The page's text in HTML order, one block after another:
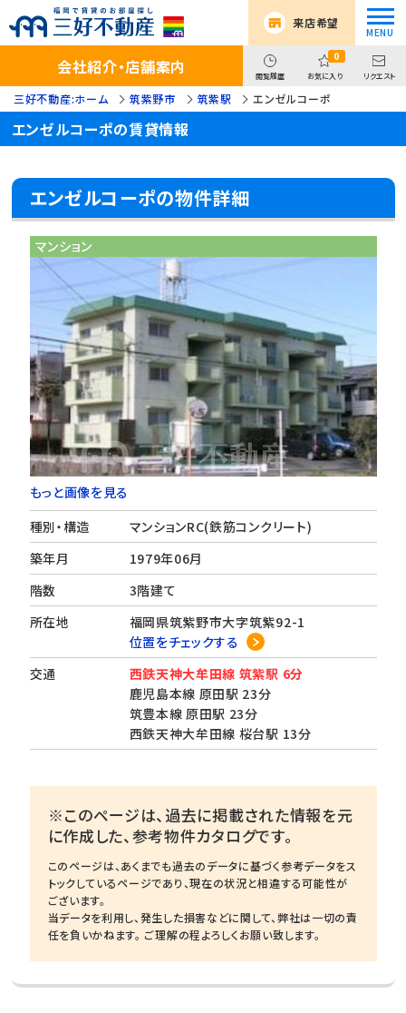
来店希望
会社紹介・店舗案内 閲覧履歴
0
お気に入り リクエスト
三好不動産:ホーム 筑紫野市 筑紫駅 エンゼルコーポ
エンゼルコーポの賃貸情報
エンゼルコーポの物件詳細
マンション
もっと画像を見る
種別・構造
マンションRC(鉄筋コンクリート)
築年月
1979年06月
階数
3階建て
所在地
福岡県筑紫野市大字筑紫92-1
位置をチェックする
交通
西鉄天神大牟田線 筑紫駅 6分
鹿児島本線 原田駅 23分
筑豊本線 原田駅 23分
西鉄天神大牟田線 桜台駅 13分
※このページは、過去に掲載された情報を元
に作成した、参考物件カタログです。
このページは、あくまでも過去のデータに基づく参考データをス
トックしているページであり、現在の状況と相違する可能性が
ございます。
当データを利用し、発生した損害などに関して、弊社は一切の責
任を負いかねます。 ご理解の程よろしくお願い致します。